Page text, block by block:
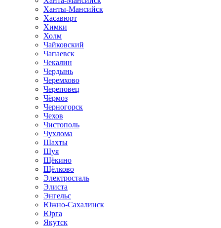
Ханты-Мансийск
Хасавюрт
Химки
Холм
Чайковский
Чапаевск
Чекалин
Чердынь
Черемхово
Череповец
Чёрмоз
Черногорск
Чехов
Чистополь
Чухлома
Шахты
Шуя
Щёкино
Щёлково
Электросталь
Элиста
Энгельс
Южно-Сахалинск
Юрга
Якутск